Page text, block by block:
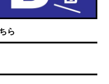
ら